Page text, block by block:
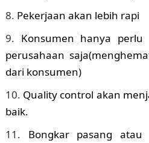
Pekerjaan akan lebih rapi
Konsumen hanya
perusahaan
dari konsumen)
Quality control akan
baik.
Bongkar pasang